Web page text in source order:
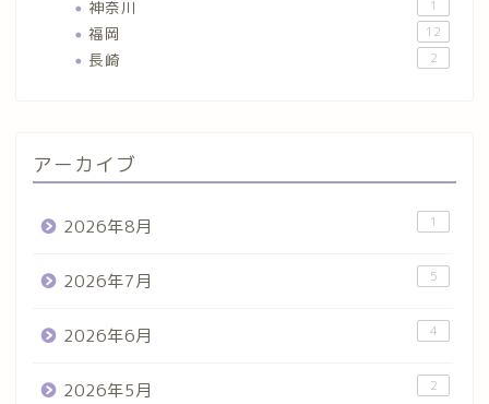
神奈川 1
福岡 12
長崎 2
アーカイブ
2026年8月 1
2026年7月 5
2026年6月 4
2026年5月 2